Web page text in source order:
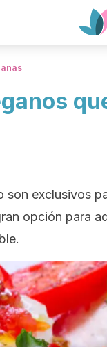
son exclusivos
opción para